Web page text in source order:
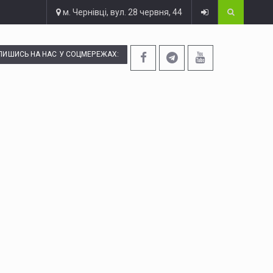
м. Чернівці, вул. 28 червня, 44
НА НАС У СОЦМЕРЕЖАХ: